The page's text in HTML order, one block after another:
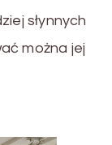
słynnych
można jej